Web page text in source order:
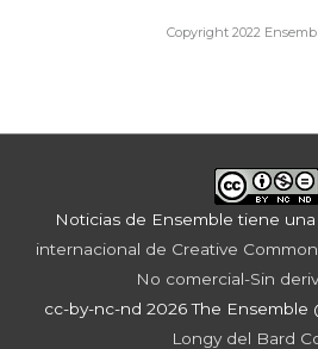
Copyright 2022
Noticias de Ensemble tiene una
internacional de Creative
No comercial-Sin
cc-by-nc-nd 2026 The Ensemble
Longy del Bard